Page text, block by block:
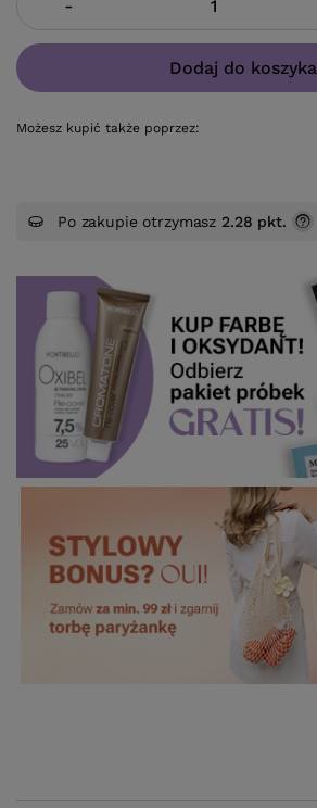
-
Dodaj do koszyka
Możesz kupić także poprzez:
Po zakupie otrzymasz 2.28 pkt.